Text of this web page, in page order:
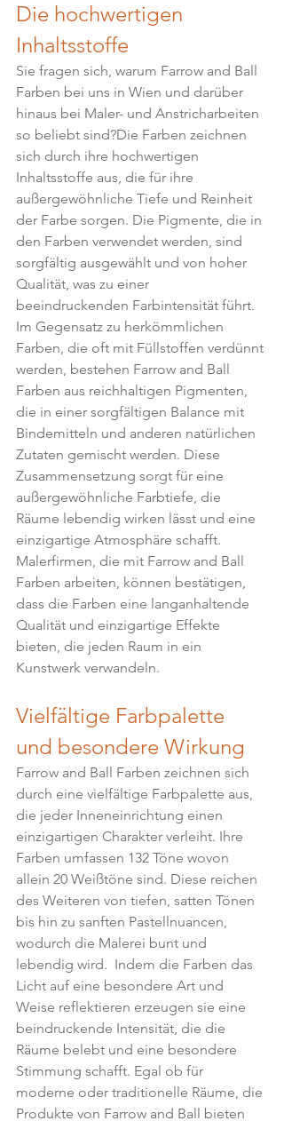
Die hochwertigen
Inhaltsstoffe
Sie fragen sich, warum Farrow and Ball
Farben bei uns in Wien und darüber
hinaus bei Maler- und Anstricharbeiten
so beliebt sind?Die Farben zeichnen
sich durch ihre hochwertigen
Inhaltsstoffe aus, die für ihre
außergewöhnliche Tiefe und Reinheit
der Farbe sorgen. Die Pigmente, die in
den Farben verwendet werden, sind
sorgfältig ausgewählt und von hoher
Qualität, was zu einer
beeindruckenden Farbintensität führt.
Im Gegensatz zu herkömmlichen
Farben, die oft mit Füllstoffen verdünnt
werden, bestehen Farrow and Ball
Farben aus reichhaltigen Pigmenten,
die in einer sorgfältigen Balance mit
Bindemitteln und anderen natürlichen
Zutaten gemischt werden. Diese
Zusammensetzung sorgt für eine
außergewöhnliche Farbtiefe, die
Räume lebendig wirken lässt und eine
einzigartige Atmosphäre schafft.
Malerfirmen, die mit Farrow and Ball
Farben arbeiten, können bestätigen,
dass die Farben eine langanhaltende
Qualität und einzigartige Effekte
bieten, die jeden Raum in ein
Kunstwerk verwandeln.
Vielfältige Farbpalette
und besondere Wirkung
Farrow and Ball Farben zeichnen sich
durch eine vielfältige Farbpalette aus,
die jeder Inneneinrichtung einen
einzigartigen Charakter verleiht. Ihre
Farben umfassen 132 Töne wovon
allein 20 Weißtöne sind. Diese reichen
des Weiteren von tiefen, satten Tönen
bis hin zu sanften Pastellnuancen,
wodurch die Malerei bunt und
lebendig wird.  Indem die Farben das
Licht auf eine besondere Art und
Weise reflektieren erzeugen sie eine
beindruckende Intensität, die die
Räume belebt und eine besondere
Stimmung schafft. Egal ob für
moderne oder traditionelle Räume, die
Produkte von Farrow and Ball bieten